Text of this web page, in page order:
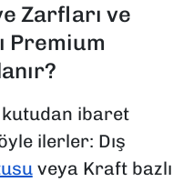
Zarfları ve
Premium
ibaret
ilerler: Dış
veya Kraft bazlı